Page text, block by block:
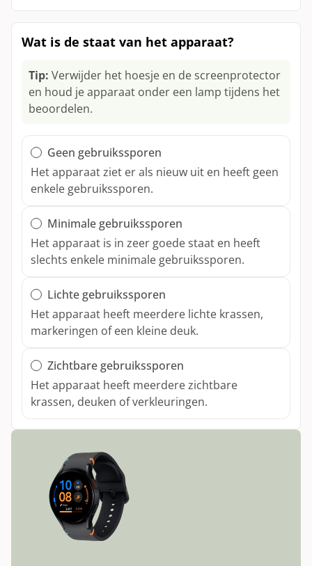
Nothing Phone (2)
40mm
Wat is de staat van het apparaat?
Tip: Verwijder het hoesje en de screenprotector
en houd je apparaat onder een lamp tijdens het
beoordelen.
Geen gebruikssporen
Het apparaat ziet er als nieuw uit en heeft geen
enkele gebruikssporen.
Minimale gebruikssporen
Het apparaat is in zeer goede staat en heeft
slechts enkele minimale gebruikssporen.
Lichte gebruikssporen
Het apparaat heeft meerdere lichte krassen,
markeringen of een kleine deuk.
Zichtbare gebruikssporen
Het apparaat heeft meerdere zichtbare
krassen, deuken of verkleuringen.
Staat: